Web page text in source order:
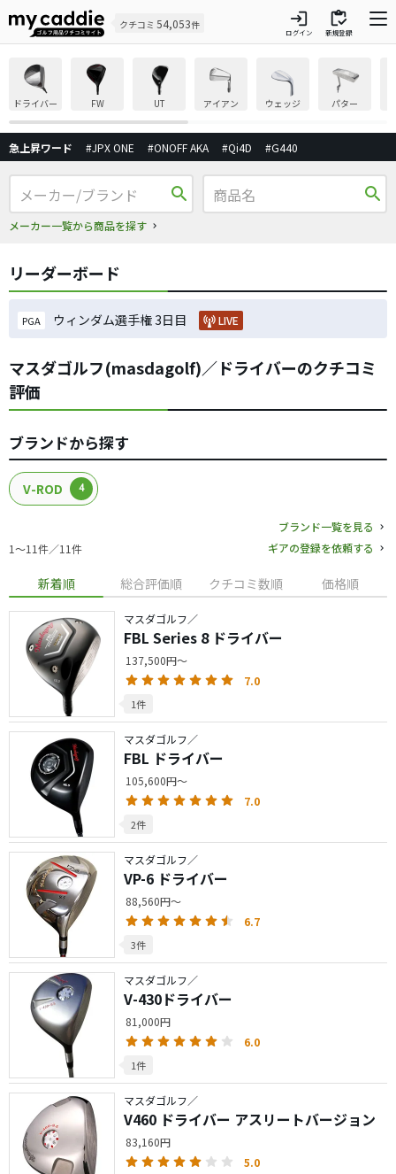
クチコミ 54,053件 login
ログイン
inventory
新規登録
ドライバー FW UT アイアン ウェッジ パター
急上昇ワード #JPX ONE #ONOFF AKA #Qi4D #G440
search
メーカー一覧から商品を探す
search
リーダーボード
PGA ウィンダム選手権 3日目 LIVE
マスダゴルフ(masdagolf)／ドライバーのクチコミ
評価
ブランドから探す
V-ROD 4
1〜11件／11件
ブランド一覧を見る
ギアの登録を依頼する
新着順 総合評価順 クチコミ数順 価格順
マスダゴルフ／
FBL Series 8 ドライバー
137,500円～
7.0
1件
マスダゴルフ／
FBL ドライバー
105,600円～
7.0
2件
マスダゴルフ／
VP-6 ドライバー
88,560円～
6.7
3件
マスダゴルフ／
V-430ドライバー
81,000円
6.0
1件
マスダゴルフ／
V460 ドライバー アスリートバージョン
83,160円
5.0